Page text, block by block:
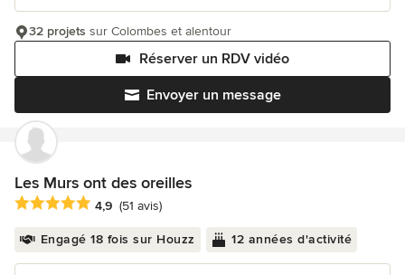
Envoyer un message
Réserver un RDV vidéo
32 projets sur Colombes et alentour
Les Murs ont des oreilles
Note moyenne : 4.9 étoiles sur 5
4,9 (51 avis)
Engagé 18 fois sur Houzz 12 années d'activité